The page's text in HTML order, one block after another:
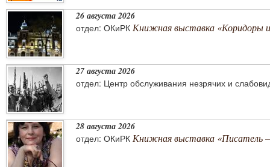
26 августа 2026
отдел: ОКиРК Книжная выставка «Коридоры
27 августа 2026
отдел: Центр обслуживания незрячих и
28 августа 2026
отдел: ОКиРК Книжная выставка «Писатель